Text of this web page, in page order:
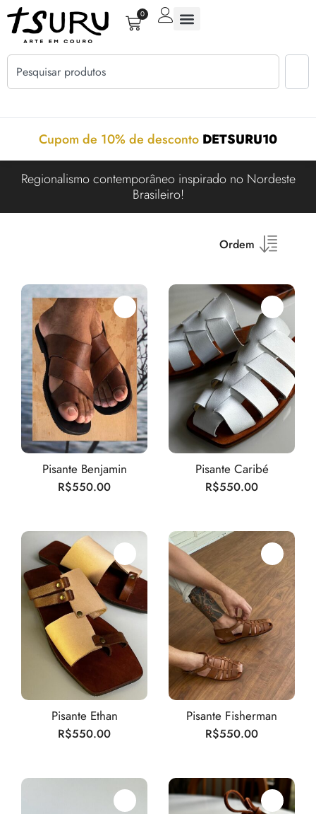
0
Cupom de 10% de desconto DETSURU10
Regionalismo contemporâneo inspirado no Nordeste
Brasileiro!
Ordem
Pisante Benjamin
R$550.00
Pisante Caribé
R$550.00
Pisante Ethan
R$550.00
Pisante Fisherman
R$550.00